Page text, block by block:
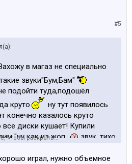
#5
в магаз не специально
звуки"Бум,Бам"
подойти туда,подошёл
круто
ну тут появилось
конечно казалось круто
диски кушает! Купили
"ну как из жоп...
звук ,тихо
то делись-короче гогно
чтобы раскрыть...
играл, нужно объемное